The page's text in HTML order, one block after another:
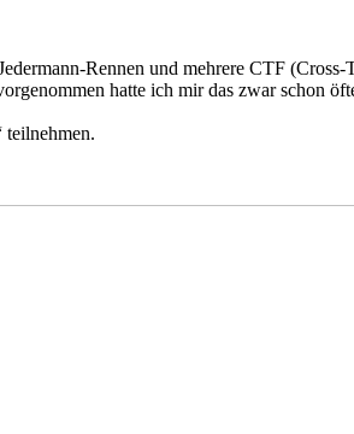
Rennen und mehrere CTF
hatte ich mir das zwar schon